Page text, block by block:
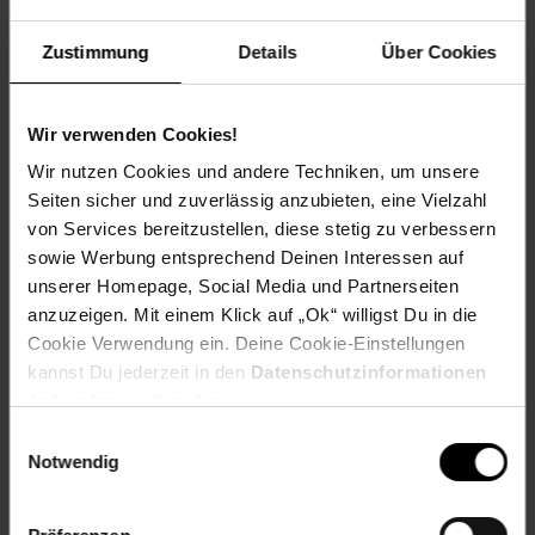
Zustimmung Details Über Cookies
Wir verwenden Cookies!
Wir nutzen Cookies und andere Techniken, um unsere
Seiten sicher und zuverlässig anzubieten, eine Vielzahl
von Services bereitzustellen, diese stetig zu verbessern
sowie Werbung entsprechend Deinen Interessen auf
unserer Homepage, Social Media und Partnerseiten
anzuzeigen. Mit einem Klick auf „Ok“ willigst Du in die
Cookie Verwendung ein. Deine Cookie-Einstellungen
kannst Du jederzeit in den Datenschutzinformationen
Notwendig
Breite der Verpackung: 770 mm
Höhe der Verpackung: 1230 mm
Hubraum: 420 ccm
Kraftstoffart: Benzin
Länge der Verpackung: 900 mm
Max. Häckseldurchmesser: 120 mm
Messerdrehzahl: 2000 min-1
Motortyp: 1 Zylinder 4-Takt OHV Motor
Schutzklasse: IP20
Startsystem: Reversierstarter und E-Start
Versandart: Spedition
Versandgewicht: 199,00 kg
.
Artikel gehört zur Kategorie: